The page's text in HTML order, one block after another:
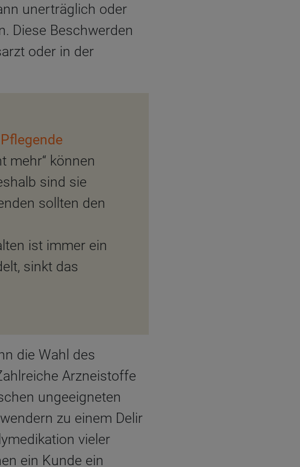
unerträglich oder
Diese Beschwerden
oder in der
mehr“ können
sind sie
sollten den
ist immer ein
sinkt das
die Wahl des
Arzneistoffe
ungeeigneten
zu einem Delir
vieler
ein Kunde ein